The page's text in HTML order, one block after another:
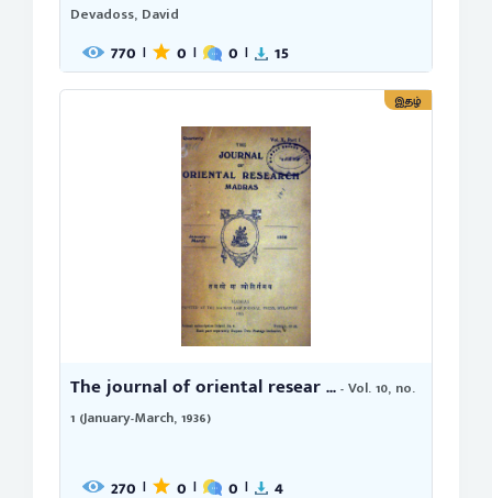
Devadoss, David
770 | 0 | 0 | 15
இதழ்
The journal of oriental resear ...- Vol. 10, no.
1 (January-March, 1936)
270 | 0 | 0 | 4